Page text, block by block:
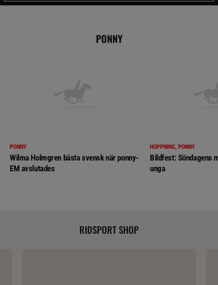
PONNY
PONNY
Wilma Holmgren bästa svensk när ponny-
EM avslutades
HOPPNING, PONNY
Bildfest: Söndagens
unga
RIDSPORT SHOP